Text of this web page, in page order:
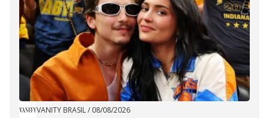
VANITY BRASIL/ 08/08/2026